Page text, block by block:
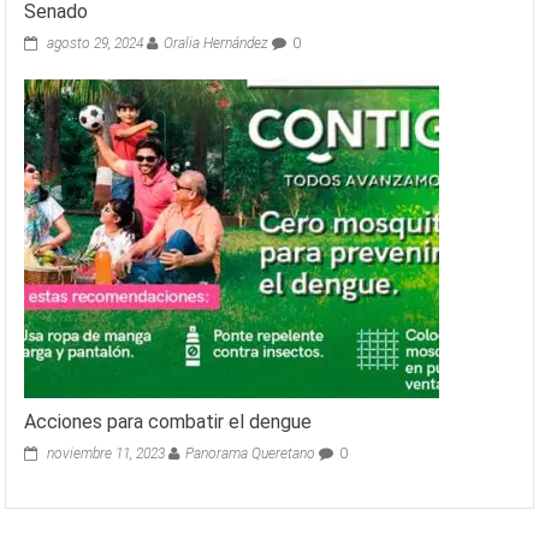
Senado
agosto 29, 2024 Oralia Hernández 0
Acciones para combatir el dengue
noviembre 11, 2023 Panorama Queretano 0